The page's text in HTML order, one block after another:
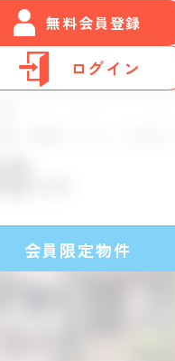
無料会員登録
ログイン
会員限定物件